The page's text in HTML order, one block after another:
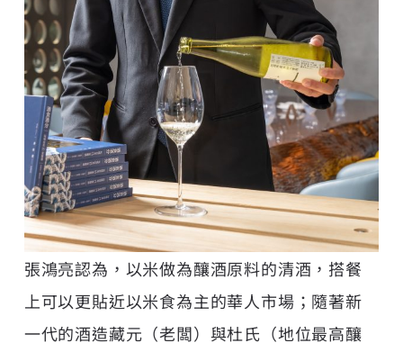
張鴻亮認為，以米做為釀酒原料的清酒，搭餐
上可以更貼近以米食為主的華人市場；隨著新
一代的酒造藏元（老闆）與杜氏（地位最高釀